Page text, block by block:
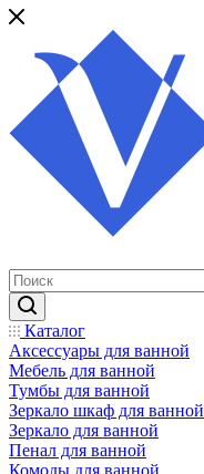
Каталог
Аксессуары для ванной
Мебель для ванной
Тумбы для ванной
Зеркало шкаф для ванной
Зеркало для ванной
Пенал для ванной
Комоды для ванной